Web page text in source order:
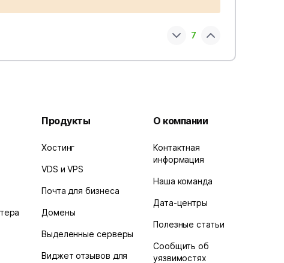
7
Продукты
Хостинг
VDS и VPS
Почта для бизнеса
Домены
Выделенные серверы
Виджет отзывов для
О компании
Контактная
информация
Наша команда
Дата-центры
Полезные статьи
Сообщить об
уязвимостях